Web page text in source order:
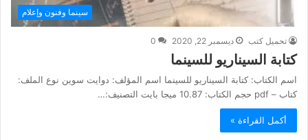
سينما وفنون وإعلام
تحميل كتب ديسمبر 22, 2020 0
كتابة السيناريو للسينما
اسم الكتاب: كتابة السيناريو للسينما اسم المؤلف: دوايت سوين نوع الملف:
كتاب – pdf حجم الكتاب: 10.87 ميجا بايت التصنيف:…
أكمل القراءة »